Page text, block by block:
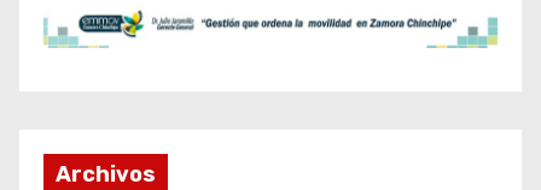
Archivos